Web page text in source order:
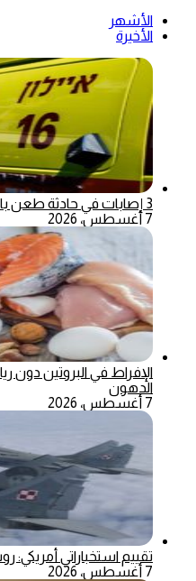
الأشهر
الأخيرة
3 إصابات في حادثة طعن بالطيبة داخل أراضي الـ48
7 أغسطس، 2026
الإفراط في البروتين دون
الدهون
7 أغسطس، 2026
تقييم استخباراتي أمريكي:
7 أغسطس، 2026